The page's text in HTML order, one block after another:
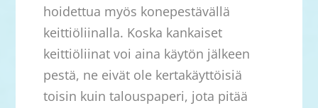
hoidettua myös konepestävällä
keittiöliinalla. Koska kankaiset
keittiöliinat voi aina käytön jälkeen
pestä, ne eivät ole kertakäyttöisiä
toisin kuin talouspaperi, jota pitää